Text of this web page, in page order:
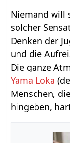
Niemand will
solcher
Denken der
und die
Die ganze
Yama Loka
Menschen,
hingeben,